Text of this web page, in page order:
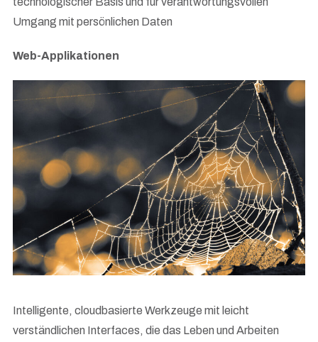
Umgang mit persönlichen Daten
Web-Applikationen
Intelligente, cloudbasierte Werkzeuge mit leicht
verständlichen Interfaces, die das Leben und Arbeiten